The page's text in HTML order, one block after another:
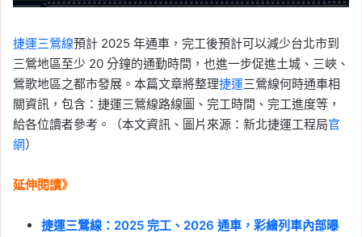
捷運三鶯線預計 2025 年通車，完工後預計可以減少台北市到
三鶯地區至少 20 分鐘的通勤時間，也進一步促進土城、三峽、
鶯歌地區之都市發展。本篇文章將整理捷運三鶯線何時通車相
關資訊，包含：捷運三鶯線路線圖、完工時間、完工進度等，
給各位讀者參考。（本文資訊、圖片來源：新北捷運工程局官
網）
延伸閱讀》
捷運三鶯線：2025 完工、2026 通車，彩繪列車內部曝